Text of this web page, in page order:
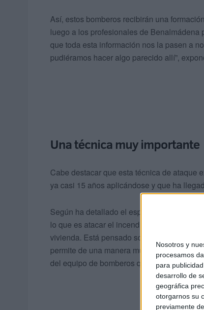
Nosotros y
procesamos
para
desarrollo de
geográfica
otorgarnos su
previamente
Así, estos bomberos recibirán una
luego a los profesionales de Benalmádena
que toda esta información nos la pasen a
pudiéramos hacer algo parecido allí”,
Una técnica muy importante
Cabe destacar que esta técnica de ataque
ya casi 15 años aplicándose y que ha
Según ha detallado el especialista de
lo que es atacar el incendio desde el
vivienda. Está pensado sobre todo para
permite de una manera muy rápida
del equipo de bomberos que quiere